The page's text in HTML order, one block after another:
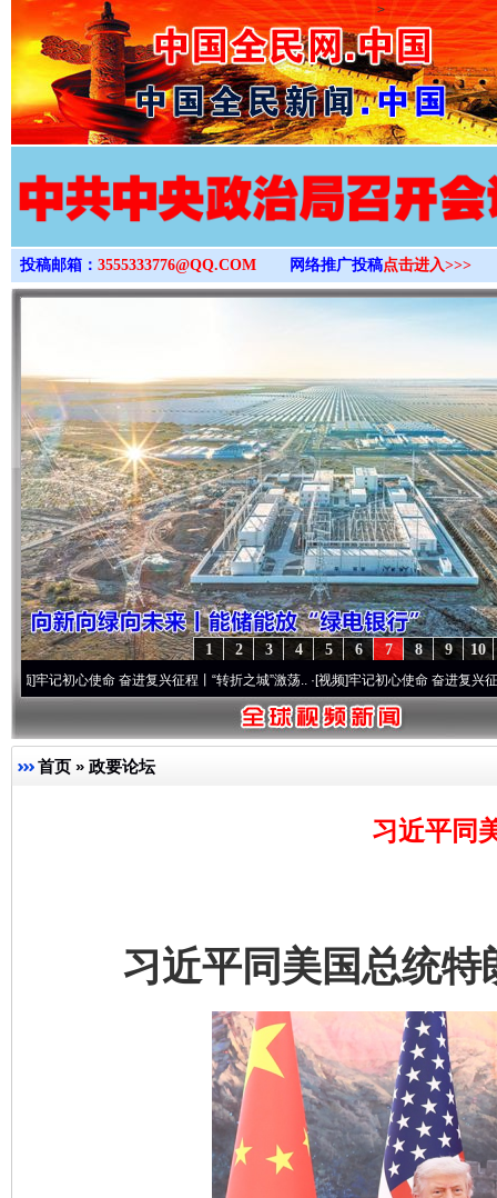
>
投稿邮箱： 3555333776@QQ.COM 网络推广投稿点击进入>>>
10
9
8
7
6
5
4
3
2
1
进复兴征程丨“转折之城”激荡..·[视频]牢记初心使命 奋进复兴征程丨红船起航处 潮
首页 » 政要论坛
习近平同
习近平同美国总统特